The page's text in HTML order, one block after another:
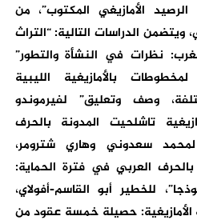
الأمازيغي المكتوب”، من
الدراسات التالية: “التراث
نظرات في النشأة والتطور”
بالأمازيغية الليبية
وصف وتعليق” لفيرموندو
تاشلحيت المدونة بالحرف
سعدوني وهاري شترومر،
بالحرف العربي في فترة الحماية:
للخطير أبو القاسم-أفولاي،
الأمازيغية: حصيلة خمسة عقود من